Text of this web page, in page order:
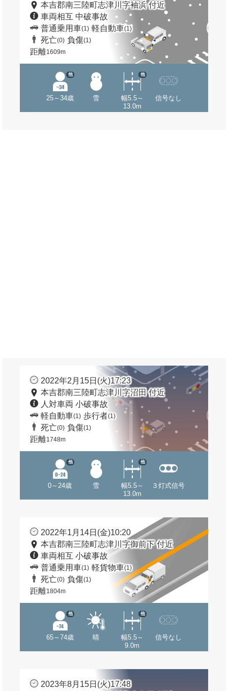
本吉郡南三陸町志津川字袖浜 付近
車両相互 中破事故
普通乗用車(1) 軽自動車(1)
死亡(0) 負傷(1)
距離1609m
25～34歳
他
雪
幅5.5～
13.0m
他
信号なし
2022年2月15日(火)17:23
本吉郡南三陸町志津川字沼田 付近
人対車両 小破事故
軽自動車(1) 歩行者(1)
死亡(0) 負傷(1)
距離1748m
0～24歳
他
雪
幅5.5～
13.0m
他
３灯式信号
2022年1月14日(金)10:20
本吉郡南三陸町志津川字御前下 付近
車両相互 小破事故
普通乗用車(1) 軽貨物車(1)
死亡(0) 負傷(1)
距離1804m
65～74歳
他
晴
幅5.5～
9.0m
他
信号なし
2023年8月15日(火)17:48